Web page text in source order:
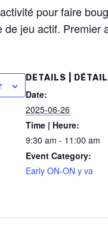
pour faire
de jeu actif.
DETAILS |
Date:
2025-06-26
Time | Heure:
9:30 am - 11:00 am
Event Category:
Early ON-ON y va